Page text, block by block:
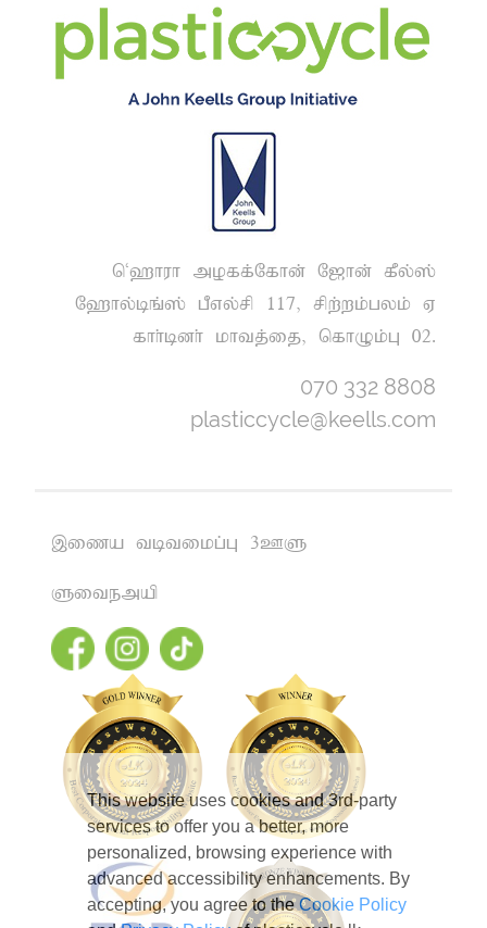
This website uses cookies and 3rd-party
services to offer you a better, more
personalized, browsing experience with
advanced accessibility enhancements. By
accepting, you agree to theCookie Policy
n~`huh moff;Nfhd; N[hd; fPy;];
N`hy;bq;]; gPvy;rp 117> rpw;wk;gyk; V
fhh;bdh; khtj;ij> nfhOk;G 02.
070 332 8808
plasticcycle@keells.com
,iza tbtikg;G 3CS
Sitemap